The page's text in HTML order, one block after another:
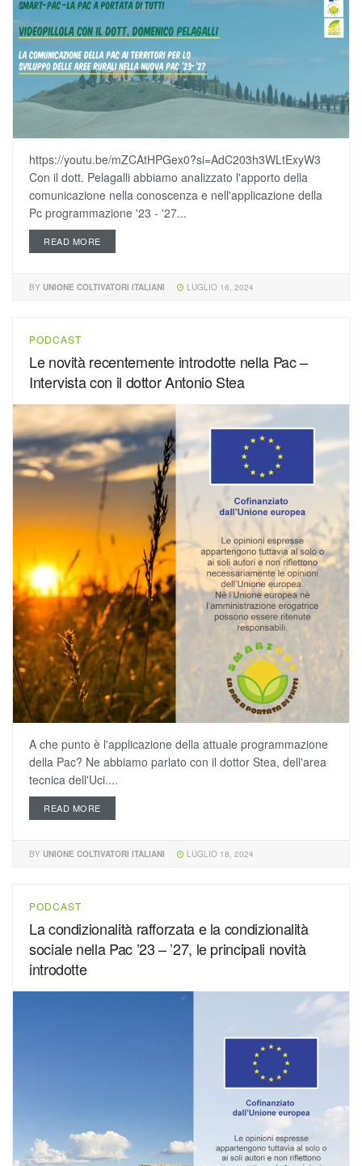
https://youtu.be/mZCAtHPGex0?si=AdC203h3WLtExyW3
Con il dott. Pelagalli abbiamo analizzato l'apporto della
comunicazione nella conoscenza e nell'applicazione della
Pc programmazione '23 - '27...
READ MORE
BY UNIONE COLTIVATORI ITALIANI LUGLIO 16, 2024
PODCAST
Le novità recentemente introdotte nella Pac –
Intervista con il dottor Antonio Stea
A che punto è l'applicazione della attuale programmazione
della Pac? Ne abbiamo parlato con il dottor Stea, dell'area
tecnica dell'Uci....
READ MORE
BY UNIONE COLTIVATORI ITALIANI LUGLIO 18, 2024
PODCAST
La condizionalità rafforzata e la condizionalità
sociale nella Pac ’23 – ’27, le principali novità
introdotte